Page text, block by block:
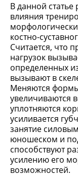
В данной
влияния
костно-
Считается, что
нагрузок
определенных
вызывают в
Меняются формы
увеличиваются
уплотняются
усиливается
занятие
юношеском и
способствуют
усилению его
возможностей.